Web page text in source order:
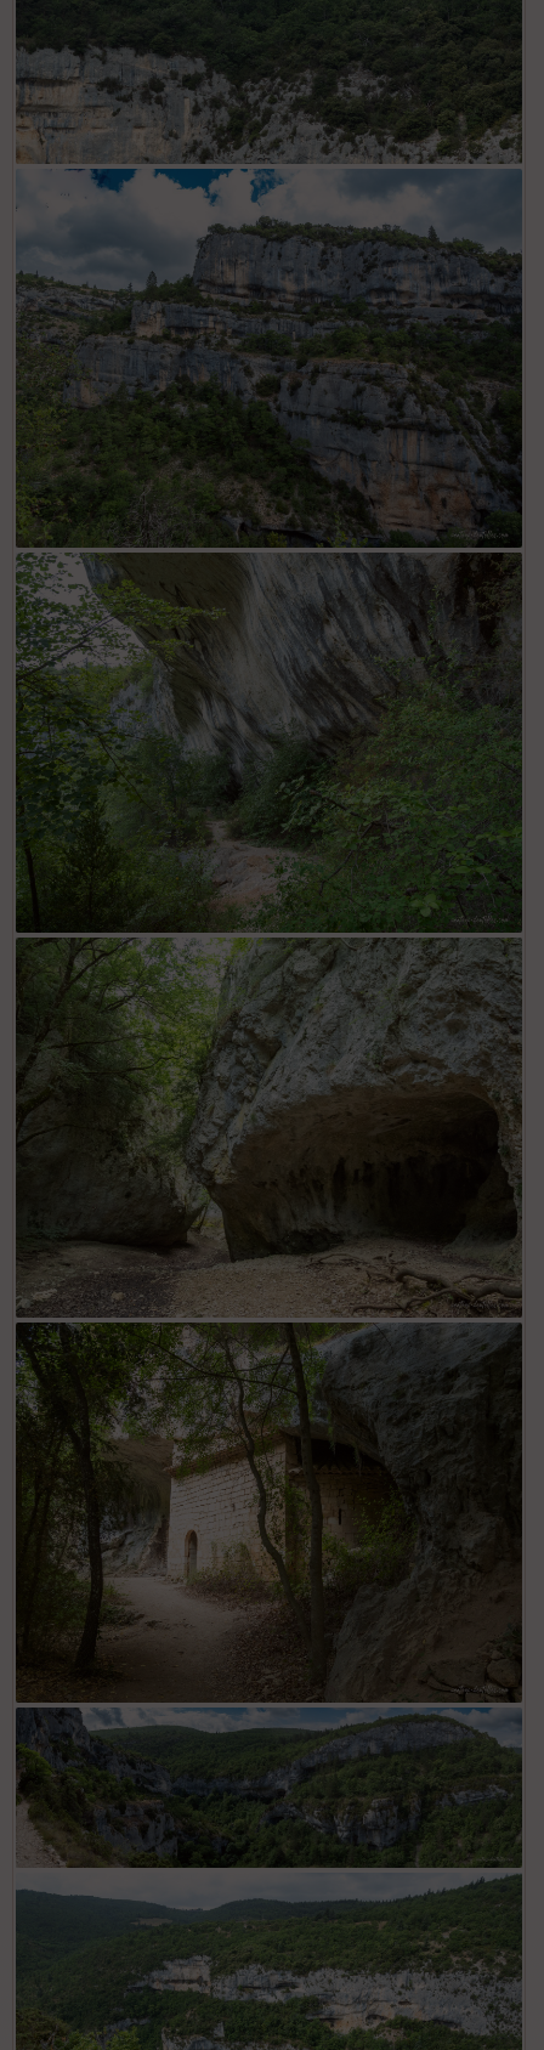
Vautour percoptère
Gorges de la Nesque
Gorges de la Nesque
Le fond des Gorges de la Nesque
Chapelle St Michel
Gorges de la Nesque